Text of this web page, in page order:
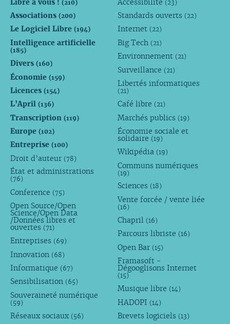
Libre à vous ! (210)
Associations (200)
Le Logiciel Libre (194)
Intelligence artificielle
(185)
Divers (160)
Économie (159)
Licences (154)
L’April (136)
Transcription (119)
Europe (102)
Entreprise (100)
Droit d’auteur (78)
État et administrations
(76)
Conference (75)
Open Source/Open
Science/Open Data
/Données libres et
ouvertes (71)
Entreprises (69)
Innovation (68)
Informatique (67)
Sensibilisation (65)
Souveraineté numérique
(59)
Réseaux sociaux (56)
Accessibilité (23)
Standards ouverts (22)
Internet (22)
Big Tech (21)
Environnement (21)
Surveillance (21)
Libertés informatiques
(21)
Café libre (21)
Marchés publics (19)
Économie sociale et
solidaire (19)
Wikipédia (19)
Communs numériques
(19)
Sciences (18)
Vente forcée / vente liée
(16)
Chapril (16)
Parcours libriste (16)
Open Bar (15)
Framasoft -
Dégooglisons Internet
(15)
Musique libre (14)
HADOPI (14)
Brevets logiciels (13)